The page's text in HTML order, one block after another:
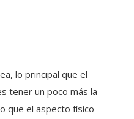
lo principal que el
tener un poco más la
que el aspecto físico